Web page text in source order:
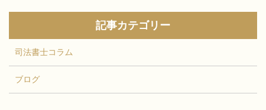
記事カテゴリー
司法書士コラム
ブログ